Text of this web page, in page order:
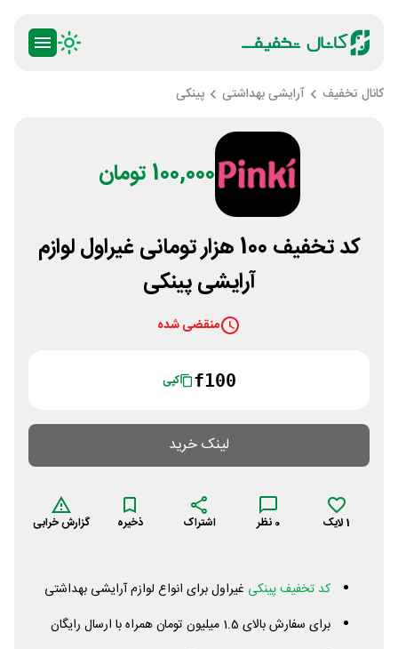
کانال تخفیف آرایشی بهداشتی پینکی
100,000 تومان
کد تخفیف 100 هزار تومانی غیراول لوازم
آرایشی پینکی
منقضی شده
f100 کپی
لینک خرید
1لایک 0 نظر اشتراک ذخیره گزارش خرابی
کد تخفیف پینکی غیراول برای انواع لوازم آرایشی بهداشتی
برای سفارش بالای 1.5 میلیون تومان همراه با ارسال رایگان